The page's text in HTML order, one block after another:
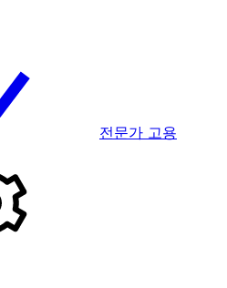
전문가 고용